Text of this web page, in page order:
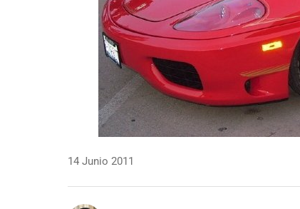
14 Junio 2011